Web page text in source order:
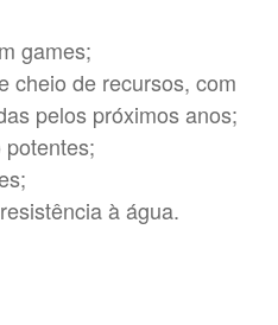
games;
cheio de recursos, com
pelos próximos anos;
à água.